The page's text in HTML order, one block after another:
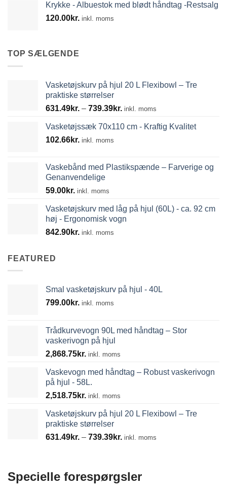
Krykke - Albuestok med blødt håndtag -Restsalg
120.00kr. inkl. moms
TOP SÆLGENDE
Vasketøjskurv på hjul 20 L Flexibowl – Tre
praktiske størrelser
631.49kr. – 739.39kr. Prisinterval:
til
inkl. moms
Vasketøjssæk 70x110 cm - Kraftig Kvalitet
102.66kr. inkl. moms
Vaskebånd med Plastikspænde – Farverige og
Genanvendelige
59.00kr. inkl. moms
Vasketøjskurv med låg på hjul (60L) - ca. 92 cm
høj - Ergonomisk vogn
842.90kr. inkl. moms
FEATURED
Smal vasketøjskurv på hjul - 40L
799.00kr. inkl. moms
Trådkurvevogn 90L med håndtag – Stor
vaskerivogn på hjul
2,868.75kr. inkl. moms
Vaskevogn med håndtag – Robust vaskerivogn
på hjul - 58L.
2,518.75kr. inkl. moms
Vasketøjskurv på hjul 20 L Flexibowl – Tre
praktiske størrelser
631.49kr. – 739.39kr.Prisinterval:
inkl. moms
Specielle forespørgsler